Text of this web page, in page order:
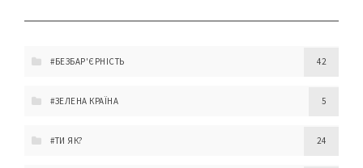
#БЕЗБАР'ЄРНІСТЬ 42
#ЗЕЛЕНА КРАЇНА 5
#ТИ ЯК? 24